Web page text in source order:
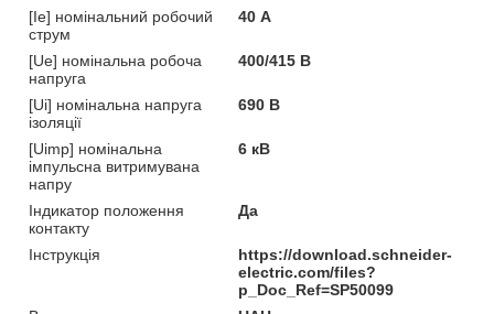
[Ie] номінальний робочий
струм
40 А
[Ue] номінальна робоча
напруга
400/415 В
[Ui] номінальна напруга
ізоляції
690 В
[Uimp] номінальна
імпульсна витримувана
напру
6 кВ
Індикатор положення
контакту
Да
Інструкція
https://download.schneider-
electric.com/files?
p_Doc_Ref=SP50099